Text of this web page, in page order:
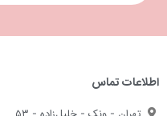
اطلاعات تماس
تهران - ونک - خلیل‌زاده - ۵۳